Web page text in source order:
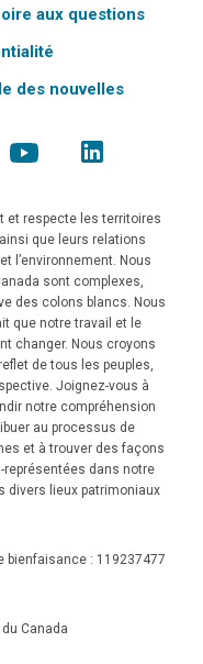
aux questions
des nouvelles
et respecte les territoires
que leurs relations
l’environnement. Nous
sont complexes,
des colons blancs. Nous
que notre travail et le
changer. Nous croyons
de tous les peuples,
Joignez-vous à
notre compréhension
au processus de
et à trouver des façons
dans notre
divers lieux patrimoniaux
bienfaisance : 119237477
Canada